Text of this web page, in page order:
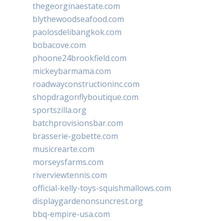
thegeorginaestate.com
blythewoodseafood.com
paolosdelibangkok.com
bobacove.com
phoone24brookfield.com
mickeybarmama.com
roadwayconstructioninc.com
shopdragonflyboutique.com
sportszilla.org
batchprovisionsbar.com
brasserie-gobette.com
musicrearte.com
morseysfarms.com
riverviewtennis.com
official-kelly-toys-squishmallows.com
displaygardenonsuncrest.org
bbq-empire-usa.com